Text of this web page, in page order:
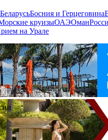
БеларусьБосния и Герцеговина
круизыОАЭОман
на Урале